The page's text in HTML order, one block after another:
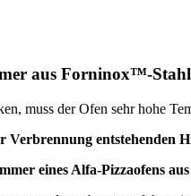
aus Forninox™-Stahl
muss der Ofen sehr hohe
Verbrennung entstehenden
eines Alfa-Pizzaofens